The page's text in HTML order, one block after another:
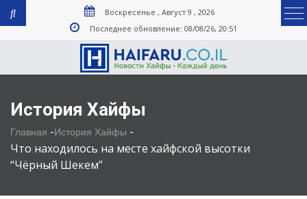
Воскресенье , Август 9 , 2026
Последнее обновление: 08/08/26, 20:51
История Хайфы
Главная -История Хайфы -
Что находилось на месте хайфской высотки
“Чёрный Шекем”